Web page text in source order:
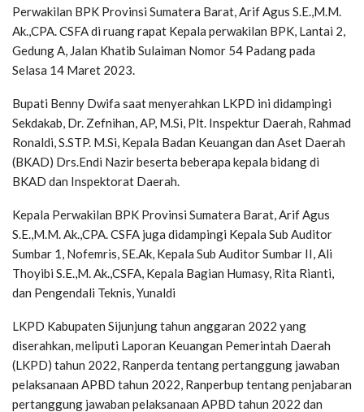
Perwakilan BPK Provinsi Sumatera Barat, Arif Agus S.E.,M.M.
Ak.,CPA. CSFA di ruang rapat Kepala perwakilan BPK, Lantai 2,
Gedung A, Jalan Khatib Sulaiman Nomor 54 Padang pada
Selasa 14 Maret 2023.
Bupati Benny Dwifa saat menyerahkan LKPD ini didampingi
Sekdakab, Dr. Zefnihan, AP, M.Si, Plt. Inspektur Daerah, Rahmad
Ronaldi, S.STP. M.Si, Kepala Badan Keuangan dan Aset Daerah
(BKAD) Drs.Endi Nazir beserta beberapa kepala bidang di
BKAD dan Inspektorat Daerah.
Kepala Perwakilan BPK Provinsi Sumatera Barat, Arif Agus
S.E.,M.M. Ak.,CPA. CSFA juga didampingi Kepala Sub Auditor
Sumbar 1, Nofemris, SE.Ak, Kepala Sub Auditor Sumbar II, Ali
Thoyibi S.E.,M. Ak.,CSFA, Kepala Bagian Humasy, Rita Rianti,
dan Pengendali Teknis, Yunaldi
LKPD Kabupaten Sijunjung tahun anggaran 2022 yang
diserahkan, meliputi Laporan Keuangan Pemerintah Daerah
(LKPD) tahun 2022, Ranperda tentang pertanggung jawaban
pelaksanaan APBD tahun 2022, Ranperbup tentang penjabaran
pertanggung jawaban pelaksanaan APBD tahun 2022 dan